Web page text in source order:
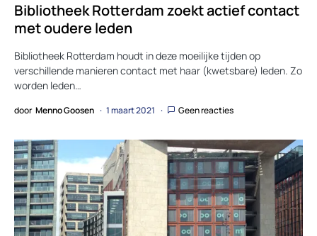
Bibliotheek Rotterdam zoekt actief contact
met oudere leden
Bibliotheek Rotterdam houdt in deze moeilijke tijden op
verschillende manieren contact met haar (kwetsbare) leden. Zo
worden leden…
door Menno Goosen 1 maart 2021 Geen reacties